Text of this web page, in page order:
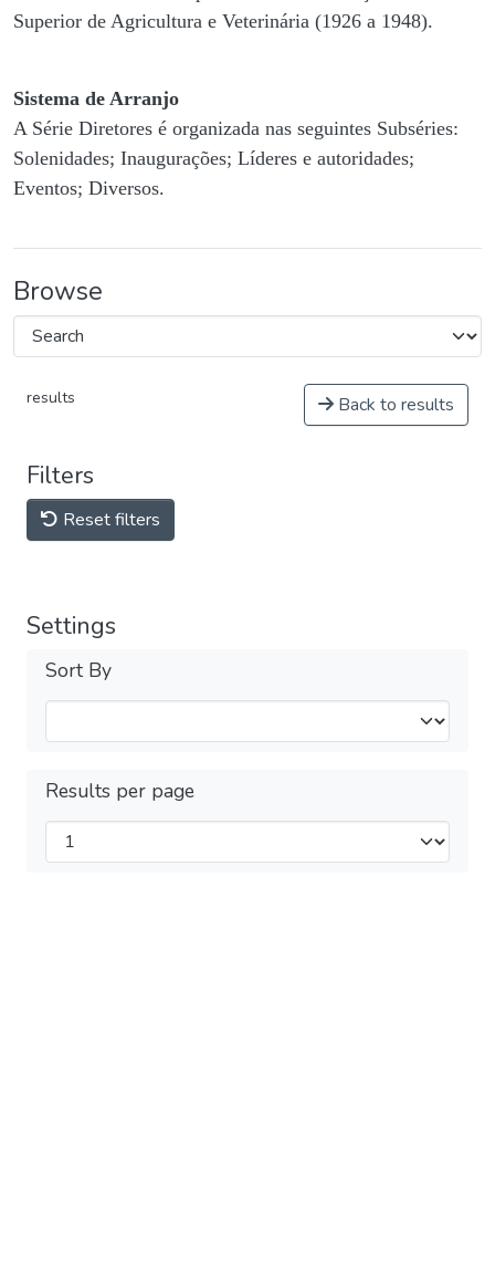
Superior de Agricultura e Veterinária (1926 a 1948).
Sistema de Arranjo
A Série Diretores é organizada nas seguintes Subséries:
Solenidades; Inaugurações; Líderes e autoridades;
Eventos; Diversos.
Browse
results Back to results
Filters
Reset filters
Settings
Sort By
Results per page